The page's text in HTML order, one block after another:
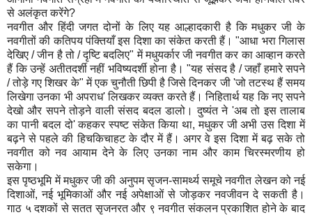
से अलंकृत करेंगे?
नवगीत और हिंदी जगत दोनों के लिए यह आल्हादकारी है कि मधुकर जी के
नवगीतों की कतिपय पंक्तियाँ इस दिशा का संकेत करती हैं। "आधा भरा गिलास
देखिए / जीन है तो / दृष्टि बदलिए" में मधुयर्कार जी नवगीत कर का आव्हान करते
हैं कि उन्हें अतीतदर्शी नहीं भविष्यदर्शी होना है। "यह संसद है / जहाँ हमारे सपने
/ तोड़े गए शिखर के" में एक चुनौती छिपी है जिसे दिनकर जी 'जो तटस्थ हैं समय
लिखेगा उनका भी अपराध' लिखकर व्यक्त करते हैं। निहितार्थ यह कि नए सपने
देखो और सपने तोड़ने वाली संसद बदल डालो। दुष्यंत ने 'अब तो इस तालाब
का पानी बदल दो' कहकर स्पष्ट संकेत किया था, मधुकर जी अभी उस दिशा में
बढ़ने से पहले की हिचकिचाहट के दौर में हैं। अगर वे इस दिशा में बढ़ सके तो
नवगीत को नव आयाम देने के लिए उनका नाम और काम चिरस्मरणीय हो
सकेगा।
इस पृष्ठभूमि में मधुकर जी की अनुपम सृजन-सामर्थ्य समूचे नवगीत लेखन को नई
दिशाओं, नई भूमिकाओं और नई अपेक्षाओं से जोड़कर नवजीवन दे सकती है।
गाठ ५ दशकों से सतत सृजनरत और ९ नवगीत संकलन प्रकाशित होने के बाद